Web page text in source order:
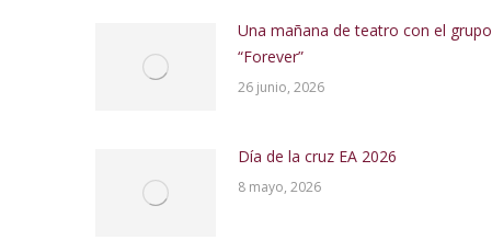
Una mañana de teatro con el grupo
“Forever”
26 junio, 2026
Día de la cruz EA 2026
8 mayo, 2026